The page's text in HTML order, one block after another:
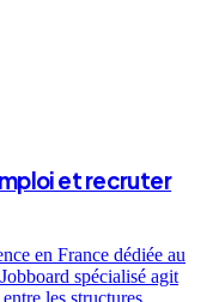
et recruter
en France dédiée au
spécialisé agit
les structures